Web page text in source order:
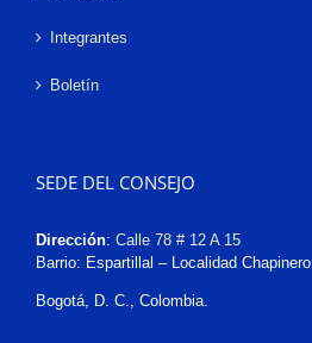
Integrantes
Boletín
SEDE DEL CONSEJO
Dirección: Calle 78 # 12 A 15
Barrio: Espartillal – Localidad Chapinero
Bogotá, D. C., Colombia.